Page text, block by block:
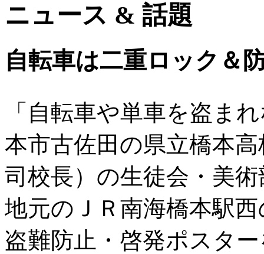
ニュース & 話題
自転車は二重ロック＆
「自転車や単車を盗ま
本市古佐田の県立橋本
司校長）の生徒会・美
地元のＪＲ南海橋本駅
盗難防止・啓発ポスタ